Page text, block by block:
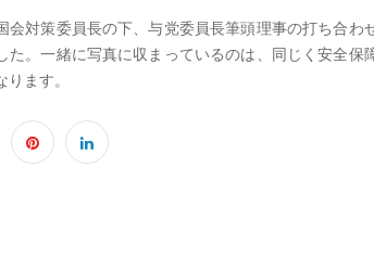
会対策委員長の下、与党委員長筆頭理事の打ち合
た。一緒に写真に収まっているのは、同じく安全
ます。